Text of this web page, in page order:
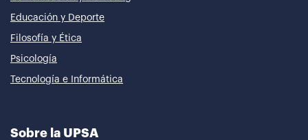
Educación y Deporte
Filosofía y Ética
Psicología
Tecnología e Informática
Sobre la UPSA